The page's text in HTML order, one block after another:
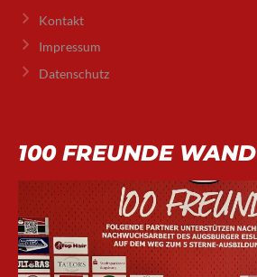
Kontakt
Impressum
Datenschutz
100 FREUNDE WAND